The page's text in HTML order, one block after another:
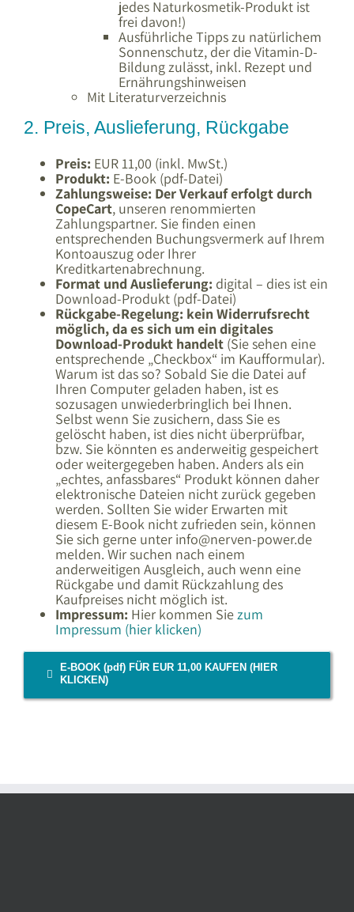
jedes Naturkosmetik-Produkt ist
frei davon!)
Ausführliche Tipps zu natürlichem
Sonnenschutz, der die Vitamin-D-
Bildung zulässt, inkl. Rezept und
Ernährungshinweisen
Mit Literaturverzeichnis
2. Preis, Auslieferung, Rückgabe
Preis: EUR 11,00 (inkl. MwSt.)
Produkt: E-Book (pdf-Datei)
Zahlungsweise: Der Verkauf erfolgt durch
CopeCart, unseren renommierten
Zahlungspartner. Sie finden einen
entsprechenden Buchungsvermerk auf Ihrem
Kontoauszug oder Ihrer
Kreditkartenabrechnung.
Format und Auslieferung: digital – dies ist ein
Download-Produkt (pdf-Datei)
Rückgabe-Regelung: kein Widerrufsrecht
möglich, da es sich um ein digitales
Download-Produkt handelt (Sie sehen eine
entsprechende „Checkbox“ im Kaufformular).
Warum ist das so? Sobald Sie die Datei auf
Ihren Computer geladen haben, ist es
sozusagen unwiederbringlich bei Ihnen.
Selbst wenn Sie zusichern, dass Sie es
gelöscht haben, ist dies nicht überprüfbar,
bzw. Sie könnten es anderweitig gespeichert
oder weitergegeben haben. Anders als ein
„echtes, anfassbares“ Produkt können daher
elektronische Dateien nicht zurück gegeben
werden. Sollten Sie wider Erwarten mit
diesem E-Book nicht zufrieden sein, können
Sie sich gerne unter info@nerven-power.de
melden. Wir suchen nach einem
anderweitigen Ausgleich, auch wenn eine
Rückgabe und damit Rückzahlung des
Kaufpreises nicht möglich ist.
Impressum: Hier kommen Siezum
Impressum (hier klicken)
E-BOOK (pdf) FÜR EUR 11,00 KAUFEN (HIER
KLICKEN)